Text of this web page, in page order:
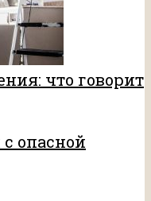
что говорит
опасной